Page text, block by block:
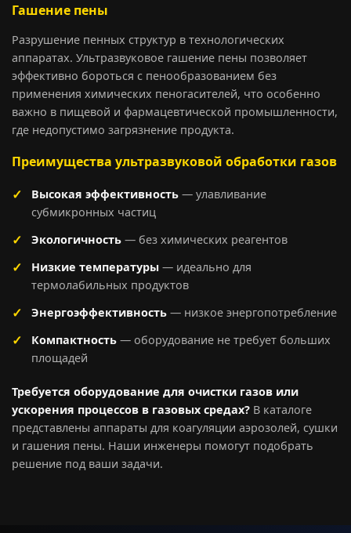
Гашение пены
Разрушение пенных структур в технологических
аппаратах. Ультразвуковое гашение пены позволяет
эффективно бороться с пенообразованием без
применения химических пеногасителей, что особенно
важно в пищевой и фармацевтической промышленности,
где недопустимо загрязнение продукта.
Преимущества ультразвуковой обработки газов
Высокая эффективность — улавливание
субмикронных частиц
Экологичность — без химических реагентов
Низкие температуры — идеально для
термолабильных продуктов
Энергоэффективность — низкое энергопотребление
Компактность — оборудование не требует больших
площадей
Требуется оборудование для очистки газов или
ускорения процессов в газовых средах? В каталоге
представлены аппараты для коагуляции аэрозолей, сушки
и гашения пены. Наши инженеры помогут подобрать
решение под ваши задачи.